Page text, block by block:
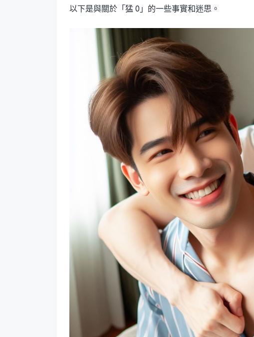
以下是與關於「猛 0」的一些事實和迷思。